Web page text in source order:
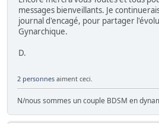
messages bienveillants. Je
journal d'encagé, pour partager
Gynarchique.
D.
2 personnes aiment ceci.
N/nous sommes un couple BDSM en